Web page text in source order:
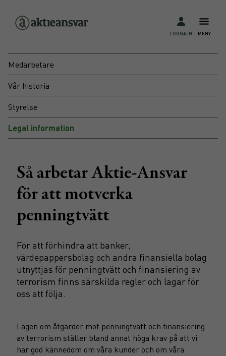
MENY
LOGGA IN
Medarbetare
Vår historia
Styrelse
Legal information
Så arbetar Aktie-Ansvar
för att motverka
penningtvätt
För att förhindra att banker,
värdepappersbolag och andra finansiella bolag
utnyttjas för penningtvätt och finansiering av
terrorism finns särskilda regler och lagar för
oss att följa.
Lagen om åtgärder mot penningtvätt och finansiering
av terrorism ställer bland annat höga krav på att vi
har god kännedom om våra kunder och om våra